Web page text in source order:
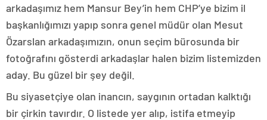
arkadaşımız hem Mansur Bey’in hem CHP’ye bizim il
başkanlığımızı yapıp sonra genel müdür olan Mesut
Özarslan arkadaşımızın, onun seçim bürosunda bir
fotoğrafını gösterdi arkadaşlar halen bizim listemizden
aday. Bu güzel bir şey değil.
Bu siyasetçiye olan inancın, saygının ortadan kalktığı
bir çirkin tavırdır. O listede yer alıp, istifa etmeyip